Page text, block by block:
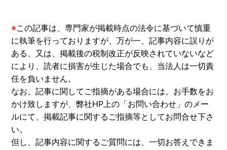
※この記事は、専門家が掲載時点の法令に基づいて慎重
に執筆を行っておりますが、万が一、記事内容に誤りが
ある、又は、掲載後の税制改正が反映されていないなど
により、読者に損害が生じた場合でも、当法人は一切責
任を負いません。
なお、記事に関してご指摘がある場合には、お手数をお
かけ致しますが、弊社HP上の「お問い合わせ」のメー
ルにて、掲載記事に関するご指摘等としてお問合せ下さ
い。
但し、記事内容に関するご質問には、一切お答えできま